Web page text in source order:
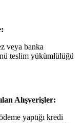
veya banka
teslim yükümlülüğü
Alışverişler:
yaptığı kredi